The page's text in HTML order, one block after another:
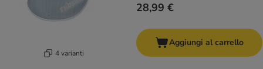
4 varianti
28,99 €
Aggiungi al carrello